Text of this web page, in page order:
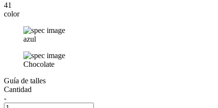
41
color
azul
Chocolate
Guía de talles
Cantidad
-